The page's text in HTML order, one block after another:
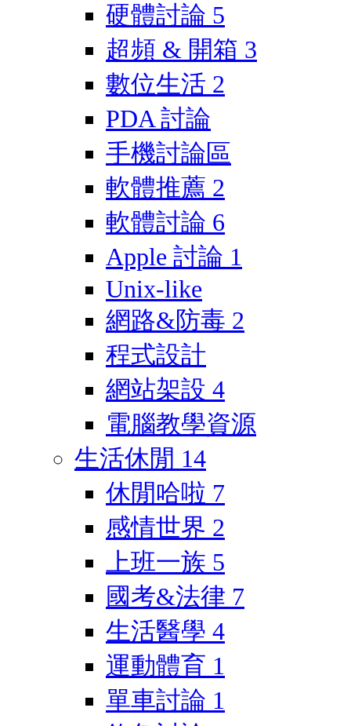
硬體討論 5
超頻 & 開箱 3
數位生活 2
PDA 討論
手機討論區
軟體推薦 2
軟體討論 6
Apple 討論 1
Unix-like
網路&防毒 2
程式設計
網站架設 4
電腦教學資源
生活休閒 14
休閒哈啦 7
感情世界 2
上班一族 5
國考&法律 7
生活醫學 4
運動體育 1
單車討論 1